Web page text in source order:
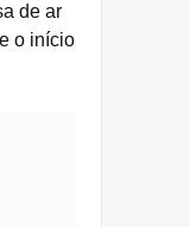
de ar
o início